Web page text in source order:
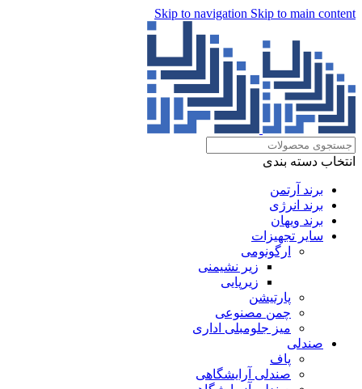
Skip to navigation Skip to main content
انتخاب دسته بندی
برند آرتمن
برند انرژی
برند ویهان
سایر تجهیزات
ارگونومی
زیر نشیمنی
زیرپایی
پارتیشن
چمن مصنوعی
میز جلومبلی اداری
صندلی
پاف
صندلی آرایشگاهی